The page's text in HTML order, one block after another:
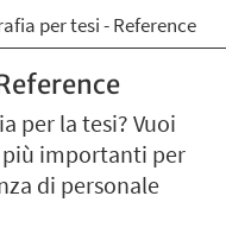
per tesi - Reference
per la tesi? Vuoi
più importanti per
di personale